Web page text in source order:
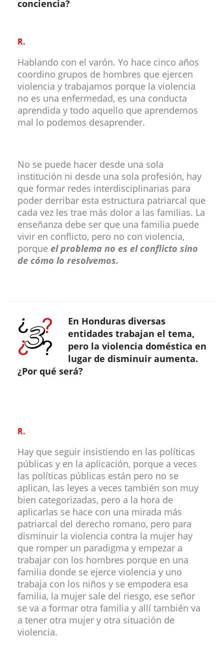
conciencia?
R.
Hablando con el varón. Yo hace cinco años
coordino grupos de hombres que ejercen
violencia y trabajamos porque la violencia
no es una enfermedad, es una conducta
aprendida y todo aquello que aprendemos
mal lo podemos desaprender.
No se puede hacer desde una sola
institución ni desde una sola profesión, hay
que formar redes interdisciplinarias para
poder derribar esta estructura patriarcal que
cada vez les trae más dolor a las familias. La
enseñanza debe ser que una familia puede
vivir en conflicto, pero no con violencia,
porque el problema no es el conflicto sino
de cómo lo resolvemos.
En Honduras diversas
entidades trabajan el tema,
pero la violencia doméstica en
lugar de disminuir aumenta.
¿Por qué será?
R.
Hay que seguir insistiendo en las políticas
públicas y en la aplicación, porque a veces
las políticas públicas están pero no se
aplican, las leyes a veces también son muy
bien categorizadas, pero a la hora de
aplicarlas se hace con una mirada más
patriarcal del derecho romano, pero para
disminuir la violencia contra la mujer hay
que romper un paradigma y empezar a
trabajar con los hombres porque en una
familia donde se ejerce violencia y uno
trabaja con los niños y se empodera esa
familia, la mujer sale del riesgo, ese señor
se va a formar otra familia y allí también va
a tener otra mujer y otra situación de
violencia.